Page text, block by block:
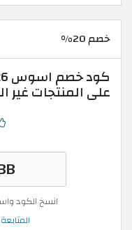
خصم 20%
على المنتجات غير
انسخ الكود